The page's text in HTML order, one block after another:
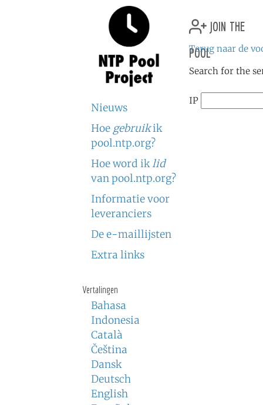
Nieuws
Hoe gebruikik
pool.ntp.org?
Hoe word iklid
van pool.ntp.org?
Informatie voor
leveranciers
De e-maillijsten
Extra links
Vertalingen
Bahasa
Indonesia
Català
Čeština
Dansk
Deutsch
English
join the
pool
Terug naar de
Search for the
IP